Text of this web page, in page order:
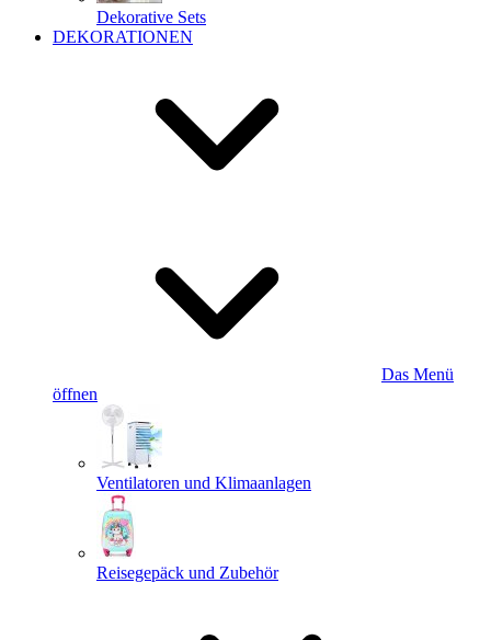
Dekorative Sets
DEKORATIONEN
Das Menü
öffnen
Ventilatoren und Klimaanlagen
Reisegepäck und Zubehör